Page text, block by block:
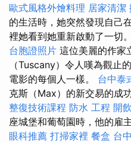
歐式風格外燴料理 居家清潔
的生活時，她突然發現自己
裡她看到她重新啟動了一切。
台胞證照片 這位美麗的作家
（Tuscany）令人嘆為觀止
電影的每個人一樣。 台中泰
克斯（Max）的新交易的成
整復技術課程 防水 工程 開
座城堡和葡萄園時，他的雇
眼科推薦 打掃家裡 餐盒 台